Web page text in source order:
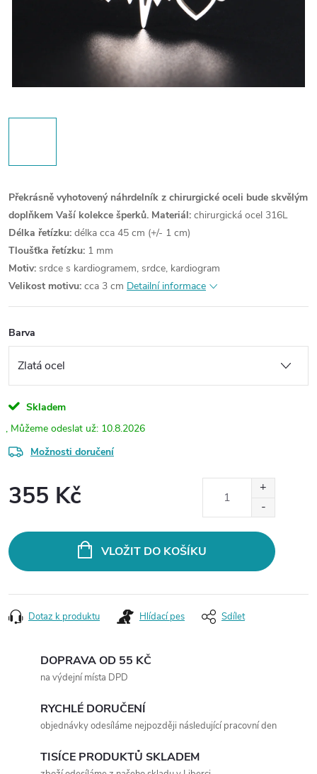
Překrásně vyhotovený náhrdelník z chirurgické oceli bude skvělým
doplňkem Vaší kolekce šperků. Materiál: chirurgická ocel 316L
Délka řetízku: délka cca 45 cm (+/- 1 cm)
Tloušťka řetízku: 1 mm
Motiv: srdce s kardiogramem, srdce, kardiogram
Velikost motivu: cca 3 cm Detailní informace
Barva
Skladem
10.8.2026
Možnosti doručení
355 Kč
VLOŽIT DO KOŠÍKU
Dotaz k produktu Hlídací pes Sdílet
DOPRAVA OD 55 KČ
na výdejní místa DPD
RYCHLÉ DORUČENÍ
objednávky odesíláme nejpozději následující pracovní den
TISÍCE PRODUKTŮ SKLADEM